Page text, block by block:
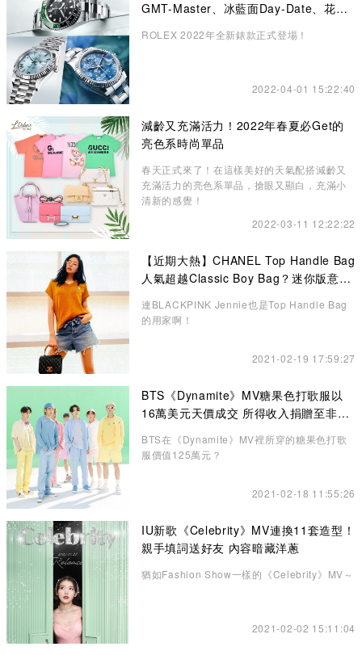
GMT-Master、冰藍面Day-Date、花卉
ROLEX 2022年全新錶款正式登場！
2022-04-01 15:22:40
減齡又充滿活力！2022年春夏必Get的
亮色系時尚單品
春天正式來了！在這樣美好的天氣配搭減齡又
充滿活力的亮色系單品，搶眼又顯白，充滿小
清新的感覺！
2022-03-11 12:22:22
【近期大熱】CHANEL Top Handle Bag
人氣超越Classic Boy Bag？迷你版意想
連BLACKPINK Jennie也是Top Handle Bag
的用家啊！
2021-02-19 17:59:27
BTS《Dynamite》MV糖果色打歌服以
16萬美元天價成交 所得收入捐贈至非牟
BTS在《Dynamite》MV裡所穿的糖果色打歌
服價值125萬元？
2021-02-18 11:55:26
IU新歌《Celebrity》MV連換11套造型！
親手填詞送好友 內容暗藏洋蔥
猶如Fashion Show一樣的《Celebrity》MV～
2021-02-02 15:11:04